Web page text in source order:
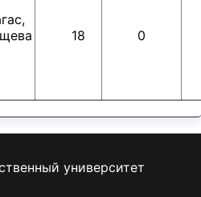
18 0
университет